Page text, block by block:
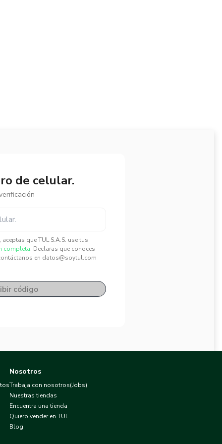
de celular.
que TUL S.A.S. use tus
completa. Declaras que conoces
en datos@soytul.com
código
Nosotros
Trabaja con nosotros(Jobs)
Nuestras tiendas
Encuentra una tienda
Quiero vender en TUL
Blog